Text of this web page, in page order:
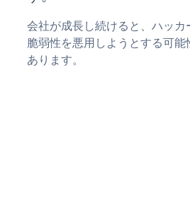
会社が成長し続けると、ハッ
脆弱性を悪用しようとする可
あります。